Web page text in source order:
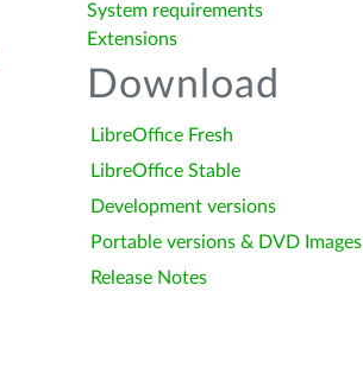
System requirements
Extensions
Download
LibreOffice Fresh
LibreOffice Stable
Development versions
Portable versions & DVD Images
Release Notes